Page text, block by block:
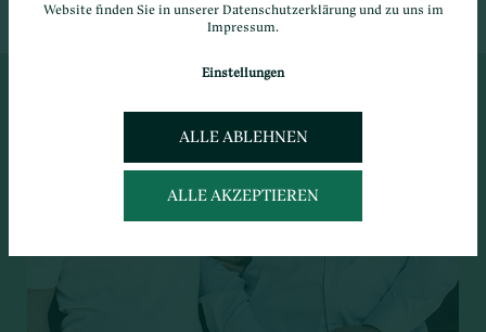
Website finden Sie in unserer Datenschutzerklärungund zu uns im
Impressum.
Einstellungen
ALLE ABLEHNEN
ALLE AKZEPTIEREN